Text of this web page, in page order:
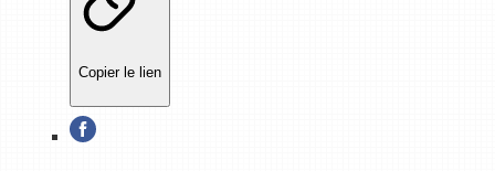
Copier le lien